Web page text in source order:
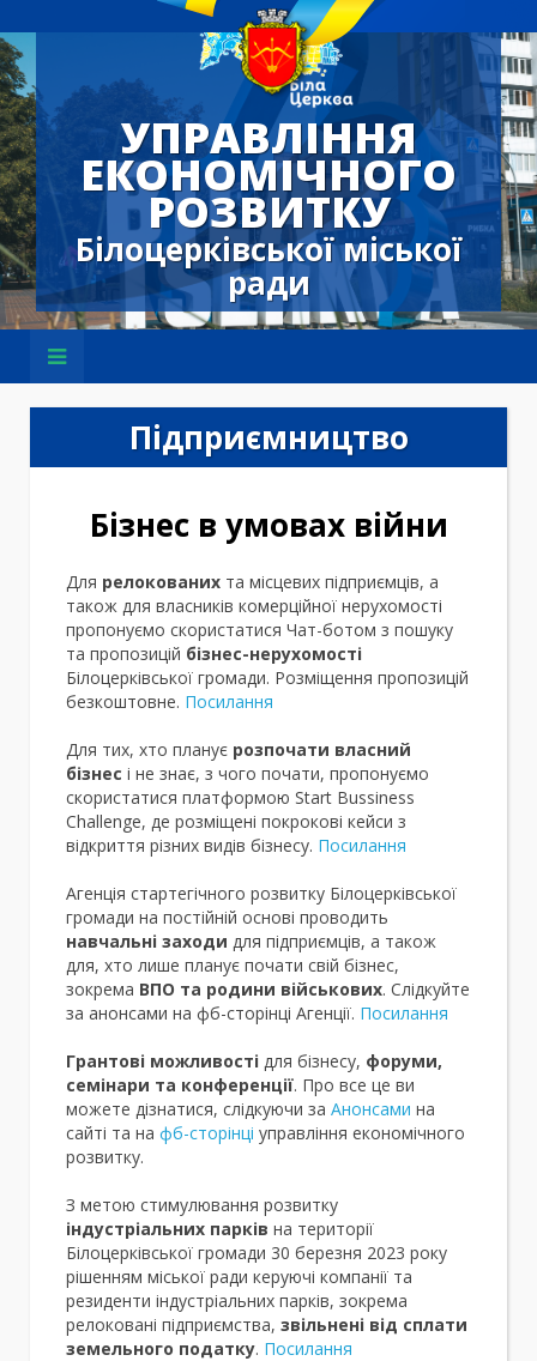
УПРАВЛІННЯ
ЕКОНОМІЧНОГО
РОЗВИТКУ
Білоцерківської міської
ради
Підприємництво
Бізнес в умовах війни
Для релокованих та місцевих підприємців, а
також для власників комерційної нерухомості
пропонуємо скористатися Чат-ботом з пошуку
та пропозицій бізнес-нерухомості
Білоцерківської громади. Розміщення пропозицій
безкоштовне. Посилання
Для тих, хто планує розпочати власний
бізнес і не знає, з чого почати, пропонуємо
скористатися платформою Start Bussiness
Challenge, де розміщені покрокові кейси з
відкриття різних видів бізнесу. Посилання
Агенція стартегічного розвитку Білоцерківської
громади на постійній основі проводить
навчальні заходи для підприємців, а також
для, хто лише планує почати свій бізнес,
зокрема ВПО та родини військових. Слідкуйте
за анонсами на фб-сторінці Агенції. Посилання
Грантові можливості для бізнесу, форуми,
семінари та конференції. Про все це ви
можете дізнатися, слідкуючи за Анонсами на
сайті та на фб-сторінці управління економічного
розвитку.
З метою стимулювання розвитку
індустріальних парків на території
Білоцерківської громади 30 березня 2023 року
рішенням міської ради керуючі компанії та
резиденти індустріальних парків, зокрема
релоковані підприємства, звільнені від сплати
земельного податку. Посилання